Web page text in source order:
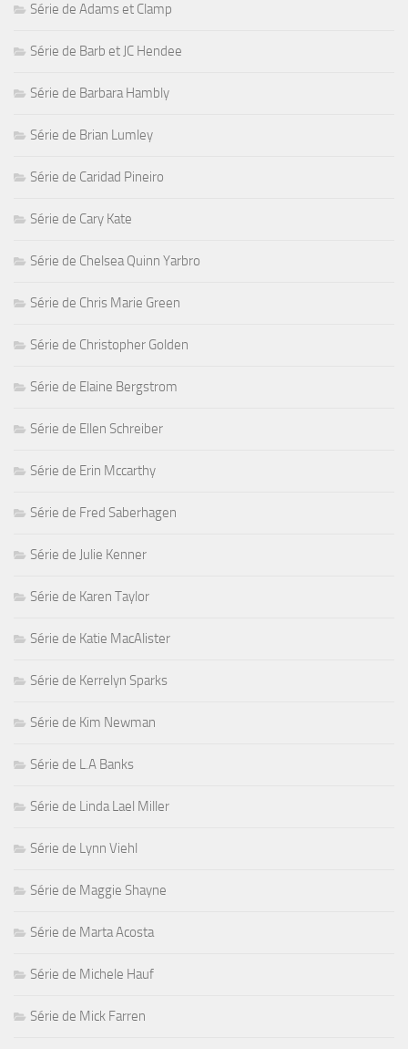
Série de Adams et Clamp
Série de Barb et JC Hendee
Série de Barbara Hambly
Série de Brian Lumley
Série de Caridad Pineiro
Série de Cary Kate
Série de Chelsea Quinn Yarbro
Série de Chris Marie Green
Série de Christopher Golden
Série de Elaine Bergstrom
Série de Ellen Schreiber
Série de Erin Mccarthy
Série de Fred Saberhagen
Série de Julie Kenner
Série de Karen Taylor
Série de Katie MacAlister
Série de Kerrelyn Sparks
Série de Kim Newman
Série de L.A Banks
Série de Linda Lael Miller
Série de Lynn Viehl
Série de Maggie Shayne
Série de Marta Acosta
Série de Michele Hauf
Série de Mick Farren